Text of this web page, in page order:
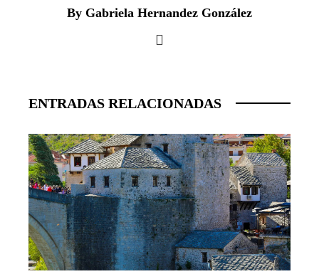
By Gabriela Hernandez González
ENTRADAS RELACIONADAS